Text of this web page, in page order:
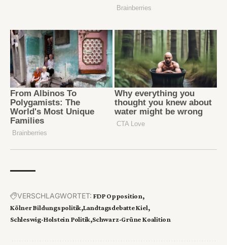
VERSCHLAGWORTET: FDP Opposition
Kölner Bildungspolitik Landtagsdebatte Kiel
Schleswig-Holstein Politik Schwarz-Grüne Koalition